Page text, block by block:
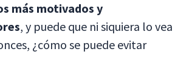
más motivados y
, y puede que ni siquiera lo vea
¿cómo se puede evitar